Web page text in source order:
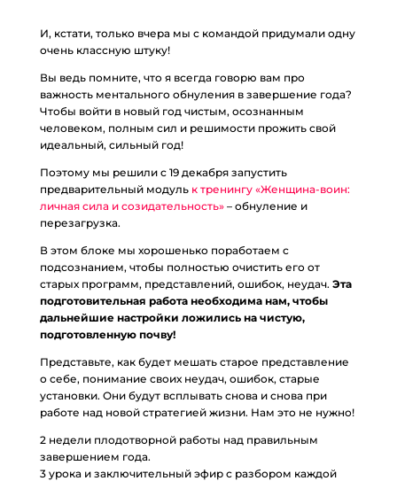
И, кстати, только вчера мы с командой придумали одну
очень классную штуку!
Вы ведь помните, что я всегда говорю вам про
важность ментального обнуления в завершение года?
Чтобы войти в новый год чистым, осознанным
человеком, полным сил и решимости прожить свой
идеальный, сильный год!
Поэтому мы решили с 19 декабря запустить
предварительный модуль к тренингу «Женщина-воин:
личная сила и созидательность»– обнуление и
перезагрузка.
В этом блоке мы хорошенько поработаем с
подсознанием, чтобы полностью очистить его от
старых программ, представлений, ошибок, неудач. Эта
подготовительная работа необходима нам, чтобы
дальнейшие настройки ложились на чистую,
подготовленную почву!
Представьте, как будет мешать старое представление
о себе, понимание своих неудач, ошибок, старые
установки. Они будут всплывать снова и снова при
работе над новой стратегией жизни. Нам это не нужно!
2 недели плодотворной работы над правильным
завершением года.
3 урока и заключительный эфир с разбором каждой